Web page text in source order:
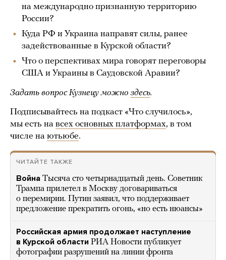
на международно признанную территорию
России?
Куда РФ и Украина направят силы, ранее
задействованные в Курской области?
Что о перспективах мира говорят переговоры
США и Украины в Саудовской Аравии?
Задать вопрос Кузнецу можно здесь.
Подписывайтесь на подкаст «Что случилось»,
мы есть на всех основных платформах, в том
числе на ютьюбе.
ЧИТАЙТЕ ТАКЖЕ
Война Тысяча сто четырнадцатый день. Советник
Трампа прилетел в Москву договариваться
о перемирии. Путин заявил, что поддерживает
предложение прекратить огонь, «но есть нюансы»
Российская армия продолжает наступление
в Курской области РИА Новости публикует
фотографии разрушений на линии фронта